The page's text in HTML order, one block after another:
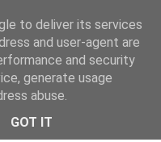
Ucrânia
to deliver its services
and user-agent are
and security
generate usage
abuse.
GOT IT